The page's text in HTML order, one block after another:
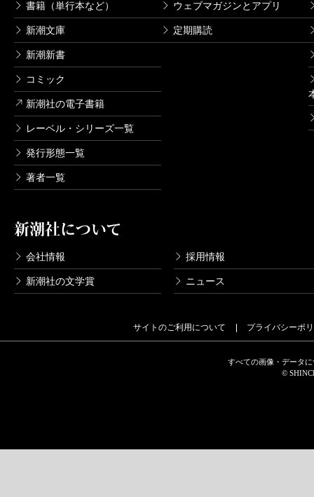
書籍（単行本など）
新潮文庫
新潮新書
コミック
新潮社の電子書籍
レーベル・シリーズ一覧
発行形態一覧
著者一覧
ウェブマガジンとアプリ
定期購読
新潮社について
会社情報 採用情報
新潮社の文学賞 ニュース
サイトのご利用について プライバシーポ
すべての画像・データ
©